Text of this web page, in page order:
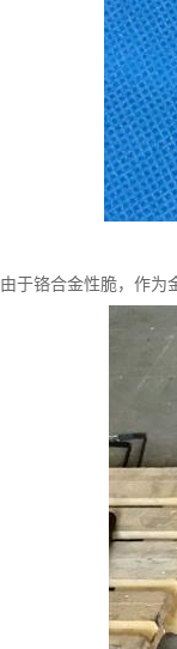
由于铬合金性脆，作为